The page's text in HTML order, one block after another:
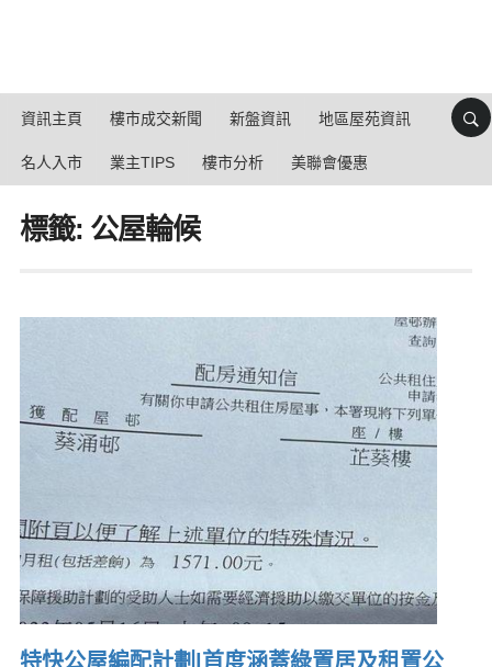
資訊主頁 樓市成交新聞 新盤資訊 地區屋苑資訊
名人入市 業主TIPS 樓市分析 美聯會優惠
標籤: 公屋輪候
特快公屋編配計劃|首度涵蓋綠置居及租置公